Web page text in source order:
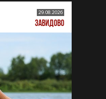
29.08.2026
ЗАВИДОВО